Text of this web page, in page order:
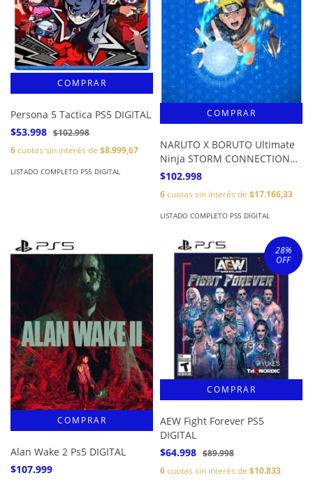
Persona 5 Tactica PS5 DIGITAL
$53.998 $102.998
6cuotas sin interés de $8.999,67
LISTADO COMPLETO PS5 DIGITAL
NARUTO X BORUTO Ultimate
Ninja STORM CONNECTIONS
PS5 DIGITAL
$102.998
6cuotas sin interés de $17.166,33
LISTADO COMPLETO PS5 DIGITAL
Alan Wake 2 Ps5 DIGITAL
$107.999
28%
OFF
AEW Fight Forever PS5
DIGITAL
$64.998 $89.998
6cuotas sin interés de $10.833